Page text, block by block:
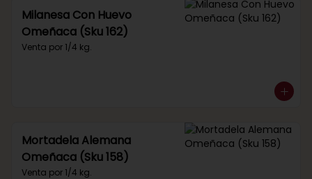
Milanesa Con Huevo
Omeñaca (Sku 162)
Venta por 1/4 kg.
Mortadela Alemana
Omeñaca (Sku 158)
Venta por 1/4 kg.